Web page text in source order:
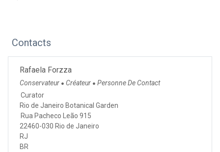
Contacts
Rafaela Forzza
Conservateur ● Créateur ● Personne De Contact
Curator
Rio de Janeiro Botanical Garden
Rua Pacheco Leão 915
22460-030 Rio de Janeiro
RJ
BR